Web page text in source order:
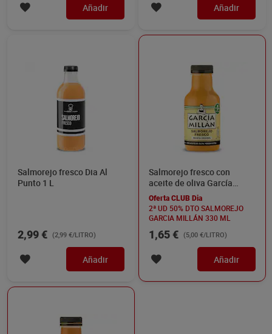
Añadir Añadir
Salmorejo fresco Dia Al
Punto 1 L
2,99 € (2,99 €/LITRO)
Añadir
Salmorejo fresco con
aceite de oliva García
Millán 330 ml
Oferta CLUB Dia
2ª UD 50% DTO SALMOREJO
GARCIA MILLÁN 330 ML
1,65 € (5,00 €/LITRO)
Añadir